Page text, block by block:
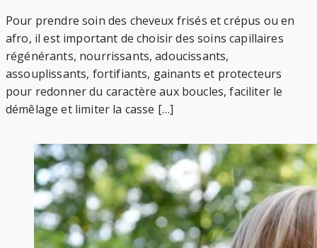
Pour prendre soin des cheveux frisés et crépus ou en
afro, il est important de choisir des soins capillaires
régénérants, nourrissants, adoucissants,
assouplissants, fortifiants, gainants et protecteurs
pour redonner du caractère aux boucles, faciliter le
démêlage et limiter la casse […]